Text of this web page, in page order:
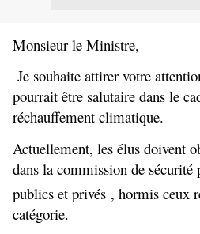
Monsieur le Ministre,
Je souhaite attirer votre
pourrait être salutaire dans le
réchauffement climatique.
Actuellement, les élus doivent
dans la commission de sécurité
publics et privés , hormis ceux
catégorie.